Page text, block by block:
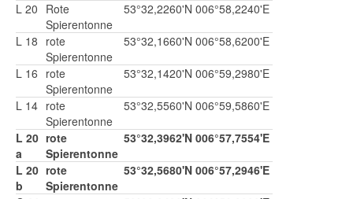
L 20 Rote
Spierentonne
53°32,2260'N 006°58,2240'E
L 18 rote
Spierentonne
53°32,1660'N 006°58,6200'E
L 16 rote
Spierentonne
53°32,1420'N 006°59,2980'E
L 14 rote
Spierentonne
53°32,5560'N 006°59,5860'E
L 20
a
rote
Spierentonne
53°32,3962'N 006°57,7554'E
L 20
b
rote
Spierentonne
53°32,5680'N 006°57,2946'E